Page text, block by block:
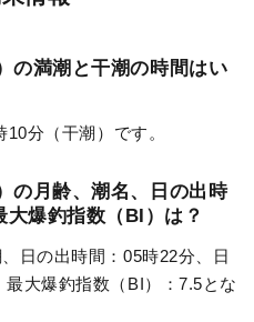
の満潮と干潮の時間はい
分（干潮）です。
の月齢、潮名、日の出時
爆釣指数（BI）は？
日の出時間：05時22分、日
大爆釣指数（BI）：7.5とな